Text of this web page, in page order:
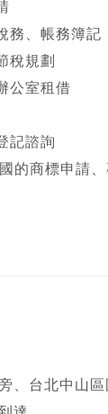
務、帳務簿記
稅規劃
公室租借
記諮詢
的商標申請
、台北中山區